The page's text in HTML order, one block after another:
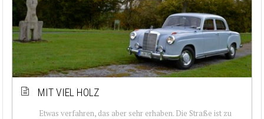
MIT VIEL HOLZ
Etwas verfahren, das aber sehr erhaben. Die Straße ist zu